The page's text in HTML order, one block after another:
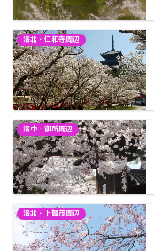
洛北・仁和寺周辺
洛中・御所周辺
洛北・上賀茂周辺